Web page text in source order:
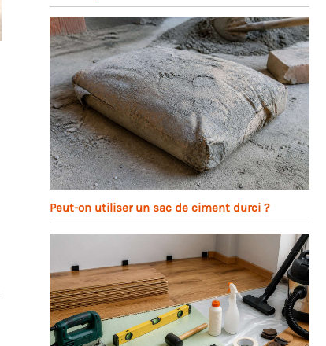
Peut-on utiliser un sac de ciment durci ?